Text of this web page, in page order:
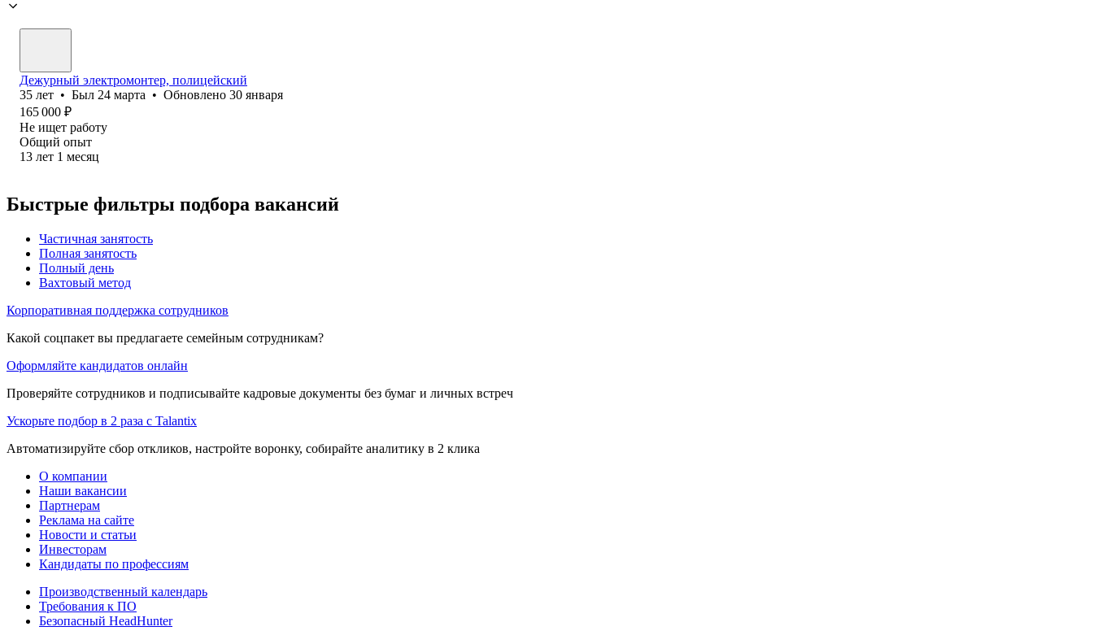
Дежурный электромонтер, полицейский
35 лет • Был 24 марта • Обновлено 30 января
165 000 ₽
Не ищет работу
Общий опыт
13 лет 1 месяц
Быстрые фильтры подбора вакансий
Частичная занятость
Полная занятость
Полный день
Вахтовый метод
Корпоративная поддержка сотрудников
Какой соцпакет вы предлагаете семейным сотрудникам?
Оформляйте кандидатов онлайн
Проверяйте сотрудников и подписывайте кадровые документы без бумаг и личных встреч
Ускорьте подбор в 2 раза с Talantix
Автоматизируйте сбор откликов, настройте воронку, собирайте аналитику в 2 клика
О компании
Наши вакансии
Партнерам
Реклама на сайте
Новости и статьи
Инвесторам
Кандидаты по профессиям
Производственный календарь
Требования к ПО
Безопасный HeadHunter